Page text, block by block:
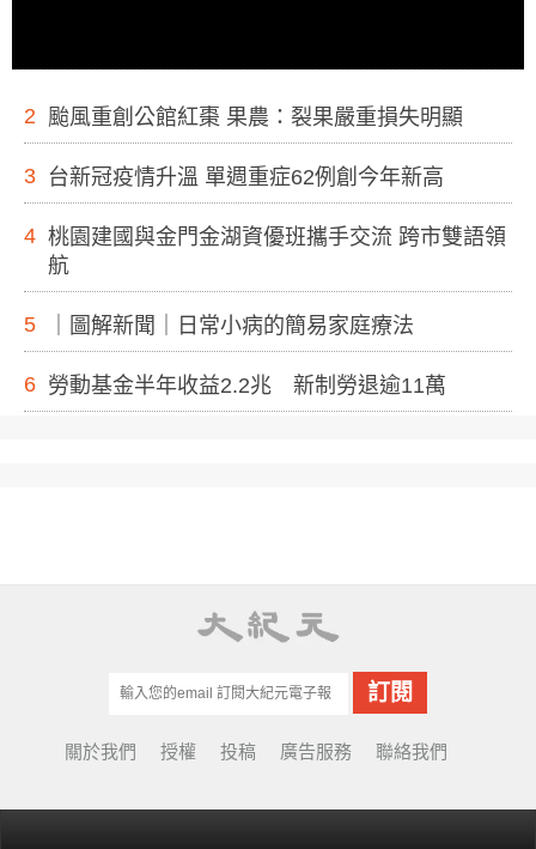
2 颱風重創公館紅棗 果農：裂果嚴重損失明顯
3 台新冠疫情升溫 單週重症62例創今年新高
4 桃園建國與金門金湖資優班攜手交流 跨市雙語領
航
5 ｜圖解新聞｜日常小病的簡易家庭療法
6 勞動基金半年收益2.2兆 新制勞退逾11萬
關於我們 授權 投稿 廣告服務 聯絡我們